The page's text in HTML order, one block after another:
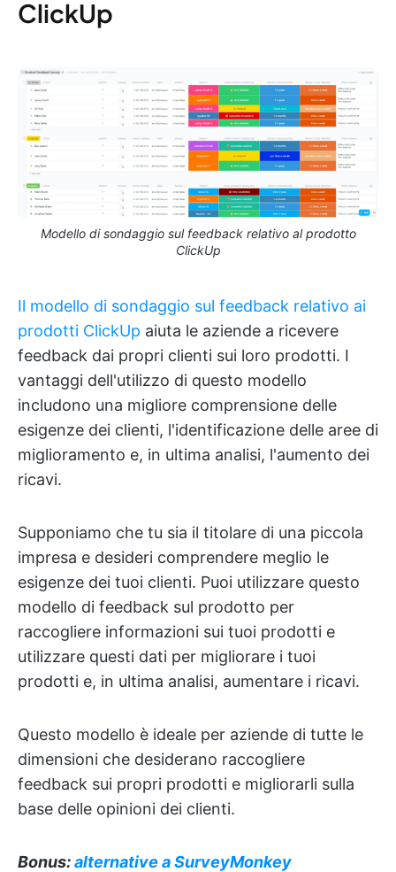
ClickUp
Modello di sondaggio sul feedback relativo al prodotto
ClickUp
Il modello di sondaggio sul feedback relativo ai
prodotti ClickUp aiuta le aziende a ricevere
feedback dai propri clienti sui loro prodotti. I
vantaggi dell'utilizzo di questo modello
includono una migliore comprensione delle
esigenze dei clienti, l'identificazione delle aree di
miglioramento e, in ultima analisi, l'aumento dei
ricavi.
Supponiamo che tu sia il titolare di una piccola
impresa e desideri comprendere meglio le
esigenze dei tuoi clienti. Puoi utilizzare questo
modello di feedback sul prodotto per
raccogliere informazioni sui tuoi prodotti e
utilizzare questi dati per migliorare i tuoi
prodotti e, in ultima analisi, aumentare i ricavi.
Questo modello è ideale per aziende di tutte le
dimensioni che desiderano raccogliere
feedback sui propri prodotti e migliorarli sulla
base delle opinioni dei clienti.
Bonus:alternative a SurveyMonkey